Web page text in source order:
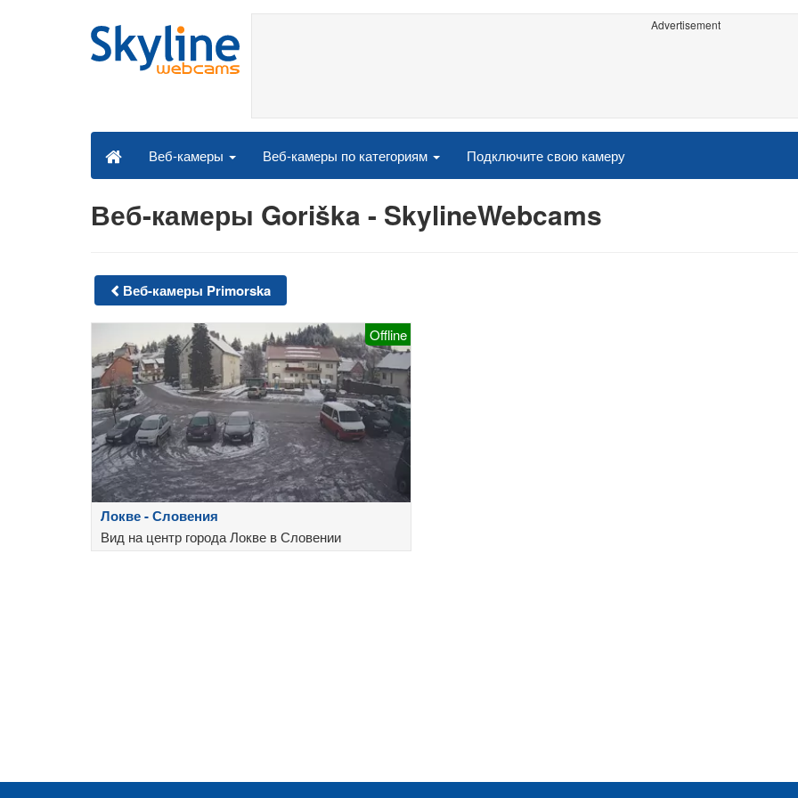
Advertisement
Веб-камеры Веб-камеры по категориям Подключите свою камеру
Веб-камеры Goriška - SkylineWebcams
Веб-камеры Primorska
Offline
Локве - Словения
Вид на центр города Локве в Словении